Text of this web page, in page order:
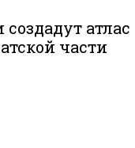
атлас
части